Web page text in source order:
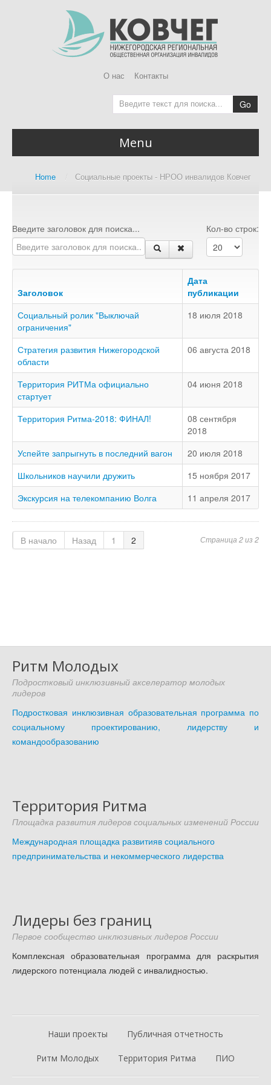
О нас Контакты
Go
Menu
Home page
Доступная среда
Accessibility Audit
Наш аудит доступности
Подтверждение доступности
Наши проекты
Our projects
Публичная отетность
Our public reporting
Публикации
Контакты
Our contact
Home Социальные проекты - НРОО инвалидов Ковчег
Введите заголовок для поиска... Кол-во строк:
Заголовок
Дата
публикации
Социальный ролик "Выключай
ограничения"
18 июля 2018
Стратегия развития Нижегородской
области
06 августа 2018
Территория РИТМа официально
стартует
04 июня 2018
Территория Ритма-2018: ФИНАЛ!
08 сентября
2018
Успейте запрыгнуть в последний вагон
20 июля 2018
Школьников научили дружить
15 ноября 2017
Экскурсия на телекомпанию Волга
11 апреля 2017
Страница 2 из 2
В начало Назад 1 2
Ритм Молодых
Подростковый инклюзивный акселератор молодых
лидеров
Подростковая инклюзивная образовательная программа по
социальному проектированию, лидерству и
командообразованию
Территория Ритма
Площадка развития лидеров социальных изменений России
Международная площадка развитияв социального
предпринимательства и некоммерческого лидерства
Лидеры без границ
Первое сообщество инклюзивных лидеров России
Комплексная образовательная программа для раскрытия
лидерского потенциала людей с инвалидностью.
Наши проекты Публичная отчетность
Ритм Молодых Территория Ритма ПИО